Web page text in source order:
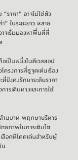
"ราคา" อาจไม่ใช่ตัว
ในระยะยาว หลาย
าจเริ่มมองหาพื้นที่ที่
เป็นหนึ่งในดีเวลลอป
ครงการที่ชูจุดเด่นเรื่อง
งคงรักษาระดับราคา
รเดินทางและการใช้
ล้านบาท พฤกษาบริหาร
ยภาพในการเติบโต
ลือกที่โดดเด่นสำหรับผู้
น